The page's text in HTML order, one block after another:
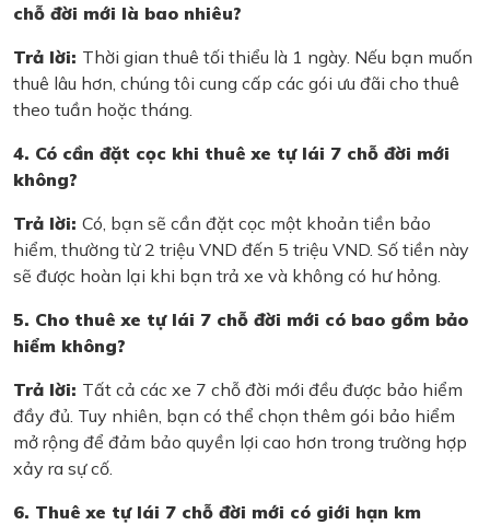
chỗ đời mới là bao nhiêu?
Trả lời: Thời gian thuê tối thiểu là 1 ngày. Nếu bạn muốn
thuê lâu hơn, chúng tôi cung cấp các gói ưu đãi cho thuê
theo tuần hoặc tháng.
4. Có cần đặt cọc khi thuê xe tự lái 7 chỗ đời mới
không?
Trả lời: Có, bạn sẽ cần đặt cọc một khoản tiền bảo
hiểm, thường từ 2 triệu VND đến 5 triệu VND. Số tiền này
sẽ được hoàn lại khi bạn trả xe và không có hư hỏng.
5. Cho thuê xe tự lái 7 chỗ đời mới có bao gồm bảo
hiểm không?
Trả lời: Tất cả các xe 7 chỗ đời mới đều được bảo hiểm
đầy đủ. Tuy nhiên, bạn có thể chọn thêm gói bảo hiểm
mở rộng để đảm bảo quyền lợi cao hơn trong trường hợp
xảy ra sự cố.
6. Thuê xe tự lái 7 chỗ đời mới có giới hạn km